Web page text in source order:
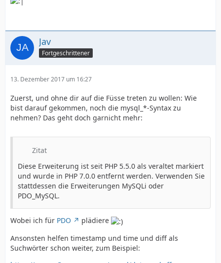
Jav
Fortgeschrittener
13. Dezember 2017 um 16:27
Zuerst, und ohne dir auf die Füsse treten zu wollen: Wie
bist darauf gekommen, noch die mysql_*-Syntax zu
nehmen? Das geht doch garnicht mehr:
Zitat
Diese Erweiterung ist seit PHP 5.5.0 als veraltet markiert
und wurde in PHP 7.0.0 entfernt werden. Verwenden Sie
stattdessen die Erweiterungen MySQLi oder
PDO_MySQL.
Wobei ich für PDO
plädiere
Ansonsten helfen timestamp und time und diff als
Suchwörter schon weiter, zum Beispiel: